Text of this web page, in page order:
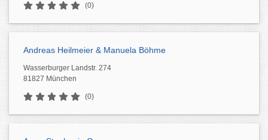
(0)
Andreas Heilmeier & Manuela Böhme
Wasserburger Landstr. 274
81827 München
(0)